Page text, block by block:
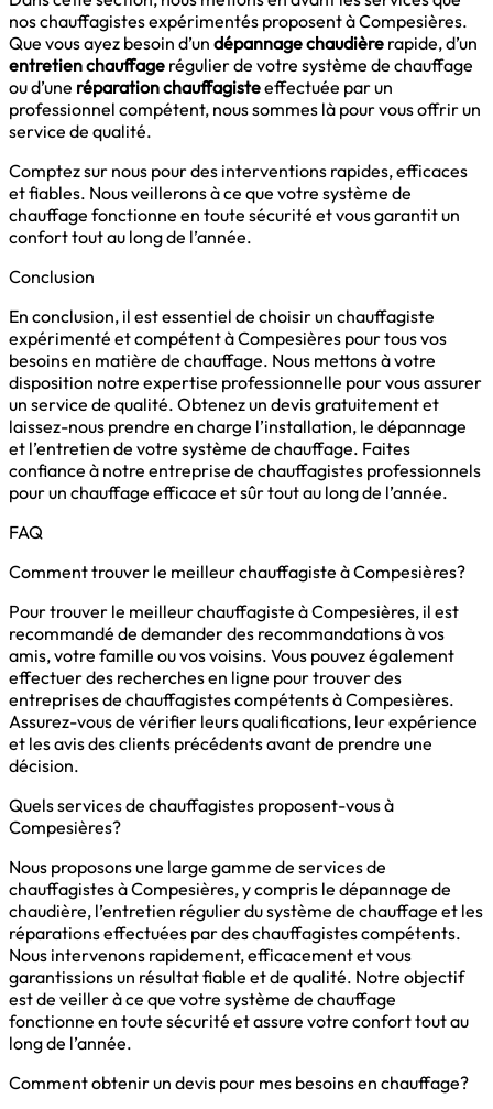
nos chauffagistes expérimentés proposent à Compesières.
Que vous ayez besoin d’un dépannage chaudière rapide, d’un
entretien chauffage régulier de votre système de chauffage
ou d’une réparation chauffagisteeffectuée par un
professionnel compétent, nous sommes là pour vous offrir un
service de qualité.
Comptez sur nous pour des interventions rapides, efficaces
et fiables. Nous veillerons à ce que votre système de
chauffage fonctionne en toute sécurité et vous garantit un
confort tout au long de l’année.
Conclusion
En conclusion, il est essentiel de choisir un chauffagiste
expérimenté et compétent à Compesières pour tous vos
besoins en matière de chauffage. Nous mettons à votre
disposition notre expertise professionnelle pour vous assurer
un service de qualité. Obtenez un devis gratuitement et
laissez-nous prendre en charge l’installation, le dépannage
et l’entretien de votre système de chauffage. Faites
confiance à notre entreprise de chauffagistes professionnels
pour un chauffage efficace et sûr tout au long de l’année.
FAQ
Comment trouver le meilleur chauffagiste à Compesières?
Pour trouver le meilleur chauffagiste à Compesières, il est
recommandé de demander des recommandations à vos
amis, votre famille ou vos voisins. Vous pouvez également
effectuer des recherches en ligne pour trouver des
entreprises de chauffagistes compétents à Compesières.
Assurez-vous de vérifier leurs qualifications, leur expérience
et les avis des clients précédents avant de prendre une
décision.
Quels services de chauffagistes proposent-vous à
Compesières?
Nous proposons une large gamme de services de
chauffagistes à Compesières, y compris le dépannage de
chaudière, l’entretien régulier du système de chauffage et les
réparations effectuées par des chauffagistes compétents.
Nous intervenons rapidement, efficacement et vous
garantissions un résultat fiable et de qualité. Notre objectif
est de veiller à ce que votre système de chauffage
fonctionne en toute sécurité et assure votre confort tout au
long de l’année.
Comment obtenir un devis pour mes besoins en chauffage?